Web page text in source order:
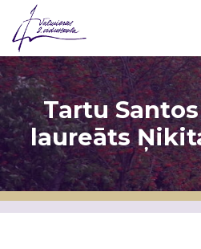
Tartu
laureāts